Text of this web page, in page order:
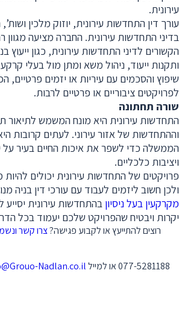
עירונית.
עורך דין התחדשות עירונית, יוזוק מלכין
בדיני התחדשות עירונית. החברה מציעה מגוון
הקשורים לדיני התחדשות עירונית, כגון
ותקנות ייעוד, ניהול משא ומתן מול בעלי
שיפוץ והסכמים עם עיריות או יזמים פרטיים,
לפרויקטים ציבוריים או פרטיים לרבות.
שורה תחתונה
התחדשות עירונית היא מונח המשמש לתיאור
וההתחדשות של אזור עירוני. לעתים קרובות
הממשלה כדי לשפר את איכות החיים בעיר על
ויציבות כלכליים.
פרויקטים של התחדשות עירונית יכולים להיות
ולכן חשוב ליזמים לעבוד עם עורכי דין בניה
מקרקעין בעל ניסיון בהתחדשות עירונית
יקרות ויבטיח שהפרויקט שלכם יעמוד בכל
רוצים להתייעץ או לקבוע פגישה?צרו קשר
077-5281188 או למייל Nadlan.co.il